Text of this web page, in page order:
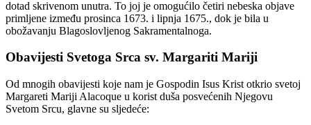
dotad skrivenom unutra. To joj je omogućilo četiri nebeska objave
primljene između prosinca 1673. i lipnja 1675., dok je bila u
obožavanju Blagoslovljenog Sakramentalnoga.
Obavijesti Svetoga Srca sv. Margariti Mariji
Od mnogih obavijesti koje nam je Gospodin Isus Krist otkrio svetoj
Margareti Mariji Alacoque u korist duša posvećenih Njegovu
Svetom Srcu, glavne su sljedeće: